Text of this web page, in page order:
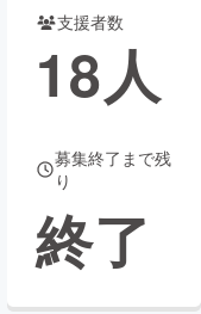
支援者数
18人
募集終了まで残
り
終了